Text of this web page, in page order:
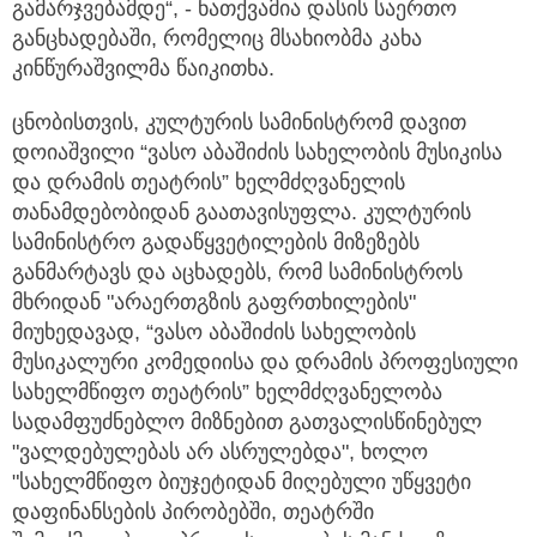
გამარჯვებამდე“, - ნათქვამია დასის საერთო
განცხადებაში, რომელიც მსახიობმა კახა
კინწურაშვილმა წაიკითხა.
ცნობისთვის, კულტურის სამინისტრომ დავით
დოიაშვილი “ვასო აბაშიძის სახელობის მუსიკისა
და დრამის თეატრის” ხელმძღვანელის
თანამდებობიდან გაათავისუფლა. კულტურის
სამინისტრო გადაწყვეტილების მიზეზებს
განმარტავს და აცხადებს, რომ სამინისტროს
მხრიდან "არაერთგზის გაფრთხილების"
მიუხედავად, “ვასო აბაშიძის სახელობის
მუსიკალური კომედიისა და დრამის პროფესიული
სახელმწიფო თეატრის” ხელმძღვანელობა
სადამფუძნებლო მიზნებით გათვალისწინებულ
"ვალდებულებას არ ასრულებდა", ხოლო
"სახელმწიფო ბიუჯეტიდან მიღებული უწყვეტი
დაფინანსების პირობებში, თეატრში